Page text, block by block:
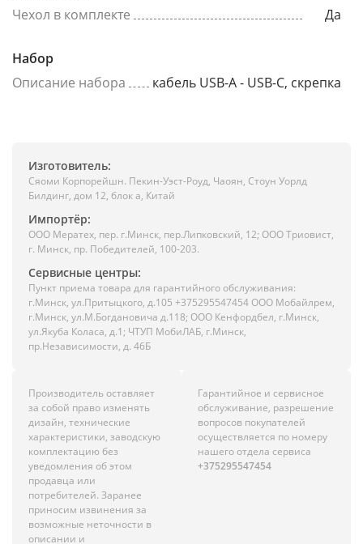
Чехол в комплекте
Да
Набор
Описание набора
кабель USB-A - USB-C, скрепка
Изготовитель:
Сяоми Корпорейшн. Пекин-Уэст-Роуд, Чаоян, Стоун Уорлд
Билдинг, дом 12, блок а, Китай
Импортёр:
ООО Мератех, пер. г.Минск, пер.Липковский, 12; ООО Триовист,
г. Минск, пр. Победителей, 100-203.
Сервисные центры:
Пункт приема товара для гарантийного обслуживания:
г.Минск, ул.Притыцкого, д.105 +375295547454 ООО Мобайлрем,
г.Минск, ул.М.Богдановича д.118; ООО Кенфордбел, г.Минск,
ул.Якуба Коласа, д.1; ЧТУП МобиЛАБ, г.Минск,
пр.Независимости, д. 46Б
Производитель оставляет
за собой право изменять
дизайн, технические
характеристики, заводскую
комплектацию без
уведомления об этом
продавца или
потребителей. Заранее
приносим извинения за
возможные неточности в
описании и
Гарантийное и сервисное
обслуживание, разрешение
вопросов покупателей
осуществляется по номеру
нашего отдела сервиса
+375295547454